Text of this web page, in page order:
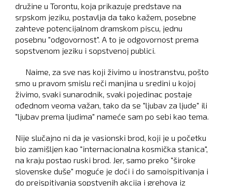
družine u Torontu, koja prikazuje predstave na
srpskom jeziku, postavlja da tako kažem, posebne
zahteve potencijalnom dramskom piscu, jednu
posebnu "odgovornost". A to je odgovornost prema
sopstvenom jeziku i sopstvenoj publici.
Naime, za sve nas koji živimo u inostranstvu, pošto
smo u pravom smislu reči manjina u sredini u kojoj
živimo, svaki sunarodnik, svaki pojedinac postaje
ođednom veoma važan, tako da se "ljubav za ljude" ili
"ljubav prema ljudima" nameće sam po sebi kao tema.
Nije slučajno ni da je vasionski brod, koji je u početku
bio zamišljen kao "internacionalna kosmička stanica",
na kraju postao ruski brod. Jer, samo preko "široke
slovenske duše" moguće je doći i do samoispitivanja i
do preispitivanja sopstvenih akcija i grehova iz